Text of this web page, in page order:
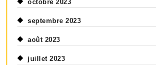
octobre 2023
septembre 2023
août 2023
juillet 2023